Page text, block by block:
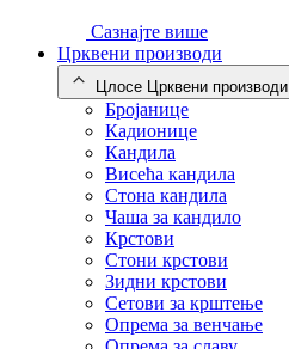
Сазнајте више
Црквени производи
Цлосе Црквени производи
Бројанице
Кадионице
Кандила
Висећа кандила
Стона кандила
Чаша за кандило
Крстови
Стони крстови
Зидни крстови
Сетови за крштење
Опрема за венчање